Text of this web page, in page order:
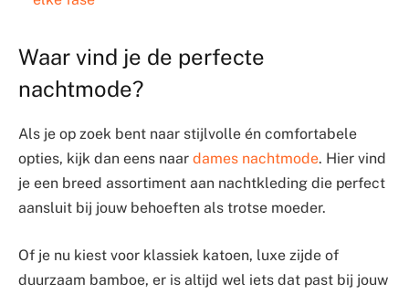
Waar vind je de perfecte
nachtmode?
Als je op zoek bent naar stijlvolle én comfortabele
opties, kijk dan eens naar dames nachtmode. Hier vind
je een breed assortiment aan nachtkleding die perfect
aansluit bij jouw behoeften als trotse moeder.
Of je nu kiest voor klassiek katoen, luxe zijde of
duurzaam bamboe, er is altijd wel iets dat past bij jouw